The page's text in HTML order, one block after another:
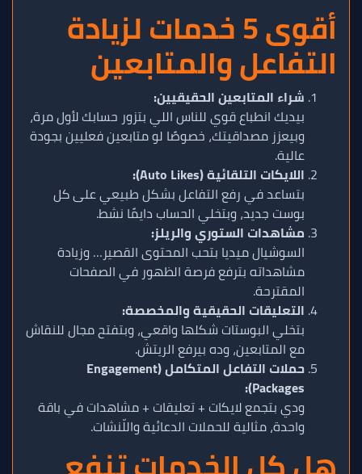
أقوى 5 خدمات لزيادة
التفاعل والمتابعين
شراء المتابعين الحقيقيين:
بيديك انطباع قوي للناس اللي بتزور حسابك لأول مرة،
وبيعزز مصداقيتك، خصوصًا لو متابعين فعليين بجودة
عالية.
اللايكات التلقائية (Auto Likes):
بتساعد في رفع التفاعل بشكل طبيعي على كل
بوست جديد، وبتخلي الحساب دايمًا نشط.
مشاهدات الستوري والريلز:
السوشيال ميديا بتحب المحتوى القصير… وزيادة
مشاهداته بترفع فرصة الظهور في الصفحات
المقترحة.
التعليقات الحقيقية والمخصصة:
بتخلي البوستات شكلها واقعي، وبتفتح مجال للنقاش
مع المتابعين، وده بيرفع الريتش.
حملات التفاعل المتكامل (Engagement
Packages):
ودي بتجمع لايكات + تعليقات + مشاهدات في باقة
واحدة، مثالية للحملات الدعائية واللّنشات.